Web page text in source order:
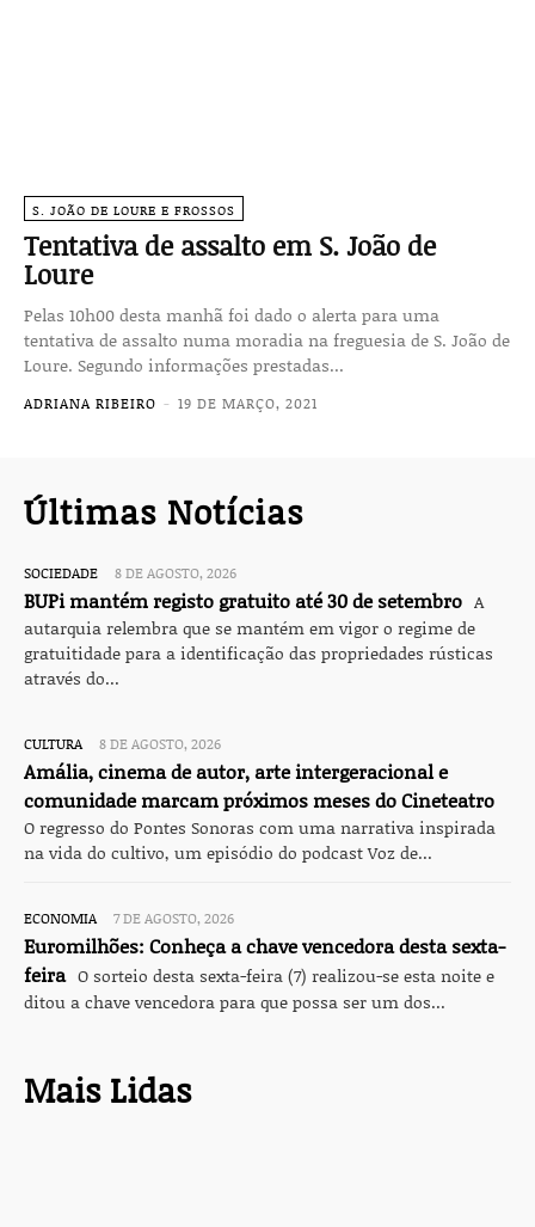
S. JOÃO DE LOURE E FROSSOS
Tentativa de assalto em S. João de
Loure
Pelas 10h00 desta manhã foi dado o alerta para uma
tentativa de assalto numa moradia na freguesia de S. João de
Loure. Segundo informações prestadas...
ADRIANA RIBEIRO - 19 DE MARÇO, 2021
Últimas Notícias
SOCIEDADE 8 DE AGOSTO, 2026
BUPi mantém registo gratuito até 30 de setembro A
autarquia relembra que se mantém em vigor o regime de
gratuitidade para a identificação das propriedades rústicas
através do...
CULTURA 8 DE AGOSTO, 2026
Amália, cinema de autor, arte intergeracional e
comunidade marcam próximos meses do Cineteatro
O regresso do Pontes Sonoras com uma narrativa inspirada
na vida do cultivo, um episódio do podcast Voz de...
ECONOMIA 7 DE AGOSTO, 2026
Euromilhões: Conheça a chave vencedora desta sexta-
feira O sorteio desta sexta-feira (7) realizou-se esta noite e
ditou a chave vencedora para que possa ser um dos...
Mais Lidas